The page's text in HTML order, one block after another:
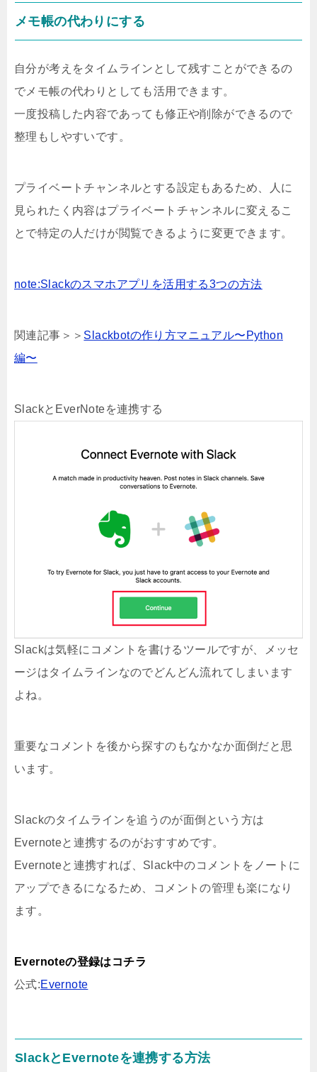
メモ帳の代わりにする
自分が考えをタイムラインとして残すことができるの
でメモ帳の代わりとしても活用できます。
一度投稿した内容であっても修正や削除ができるので
整理もしやすいです。
プライベートチャンネルとする設定もあるため、人に
見られたく内容はプライベートチャンネルに変えるこ
とで特定の人だけが閲覧できるように変更できます。
note:Slackのスマホアプリを活用する3つの方法
関連記事＞＞ Slackbotの作り方マニュアル〜Python
編〜
SlackとEverNoteを連携する
Slackは気軽にコメントを書けるツールですが、メッセ
ージはタイムラインなのでどんどん流れてしまいます
よね。
重要なコメントを後から探すのもなかなか面倒だと思
います。
Slackのタイムラインを追うのが面倒という方は
Evernoteと連携するのがおすすめです。
Evernoteと連携すれば、Slack中のコメントをノートに
アップできるになるため、コメントの管理も楽になり
ます。
Evernoteの登録はコチラ
公式:Evernote
SlackとEvernoteを連携する方法